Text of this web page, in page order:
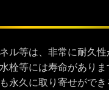
ル等は、非常に耐久
栓等には寿命がありま
永久に取り寄せができ